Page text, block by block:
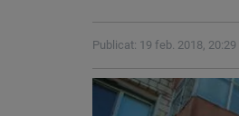
Publicat: 19 feb. 2018, 20:29